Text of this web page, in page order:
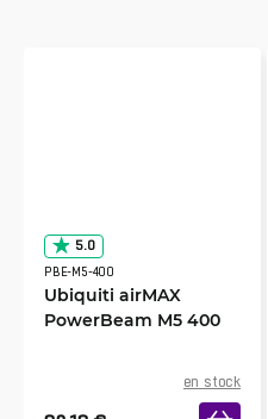
5.0
PBE-M5-400
Ubiquiti airMAX
PowerBeam M5 400
en stock